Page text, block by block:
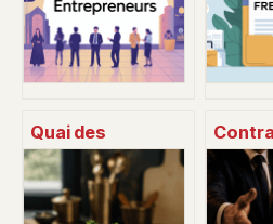
Quai des
entrepreneurs :
tout comprendre
sur l’événement, le
: